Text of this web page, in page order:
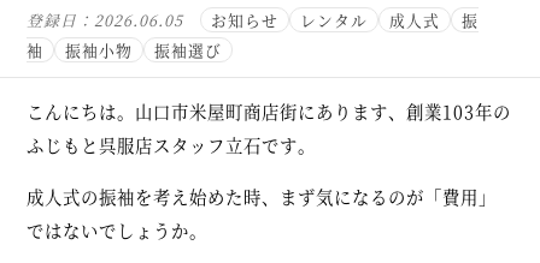
登録日：2026.06.05 お知らせ レンタル 成人式
振
袖
振袖小物 振袖選び
こんにちは。山口市米屋町商店街にあります、創業103年の
ふじもと呉服店スタッフ立石です。
成人式の振袖を考え始めた時、まず気になるのが「費用」
ではないでしょうか。